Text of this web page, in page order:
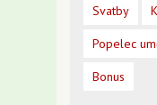
Svatby
Popelec
Bonus